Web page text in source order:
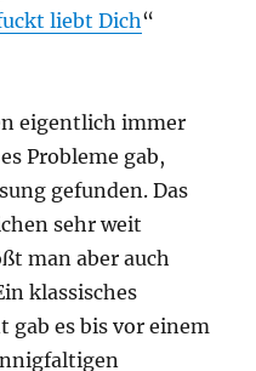
liebt Dich“
eigentlich immer
Probleme gab,
gefunden. Das
sehr weit
man aber auch
klassisches
es bis vor einem